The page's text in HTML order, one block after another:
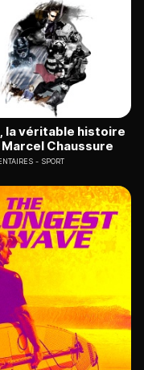
la véritable histoire
Marcel Chaussure
SPORT